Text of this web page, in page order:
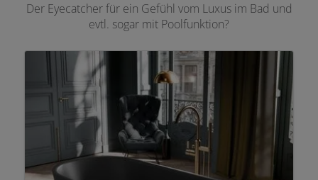
Der Eyecatcher für ein Gefühl vom Luxus im Bad und
evtl. sogar mit Poolfunktion?